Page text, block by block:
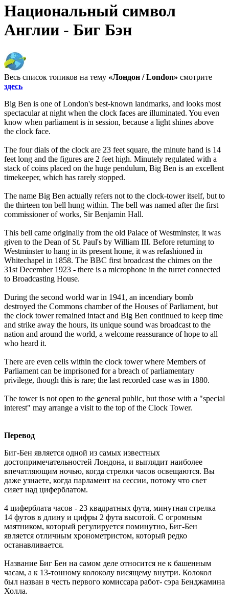
Национальный символ
Англии - Биг Бэн
Весь список топиков на тему «Лондон / London» смотрите
здесь
Big Ben is one of London's best-known landmarks, and looks most
spectacular at night when the clock faces are illuminated. You even
know when parliament is in session, because a light shines above
the clock face.
The four dials of the clock are 23 feet square, the minute hand is 14
feet long and the figures are 2 feet high. Minutely regulated with a
stack of coins placed on the huge pendulum, Big Ben is an excellent
timekeeper, which has rarely stopped.
The name Big Ben actually refers not to the clock-tower itself, but to
the thirteen ton bell hung within. The bell was named after the first
commissioner of works, Sir Benjamin Hall.
This bell came originally from the old Palace of Westminster, it was
given to the Dean of St. Paul's by William III. Before returning to
Westminster to hang in its present home, it was refashioned in
Whitechapel in 1858. The BBC first broadcast the chimes on the
31st December 1923 - there is a microphone in the turret connected
to Broadcasting House.
During the second world war in 1941, an incendiary bomb
destroyed the Commons chamber of the Houses of Parliament, but
the clock tower remained intact and Big Ben continued to keep time
and strike away the hours, its unique sound was broadcast to the
nation and around the world, a welcome reassurance of hope to all
who heard it.
There are even cells within the clock tower where Members of
Parliament can be imprisoned for a breach of parliamentary
privilege, though this is rare; the last recorded case was in 1880.
The tower is not open to the general public, but those with a "special
interest" may arrange a visit to the top of the Clock Tower.
Перевод
Биг-Бен является одной из самых известных
достопримечательностей Лондона, и выглядит наиболее
впечатляющим ночью, когда стрелки часов освещаются. Вы
даже узнаете, когда парламент на сессии, потому что свет
сияет над циферблатом.
4 циферблата часов - 23 квадратных фута, минутная стрелка
14 футов в длину и цифры 2 фута высотой. С огромным
маятником, который регулируется поминутно, Биг-Бен
является отличным хронометристом, который редко
останавливается.
Название Биг Бен на самом деле относится не к башенным
часам, а к 13-тонному колоколу висящему внутри. Колокол
был назван в честь первого комиссара работ- сэра Бенджамина
Холла.